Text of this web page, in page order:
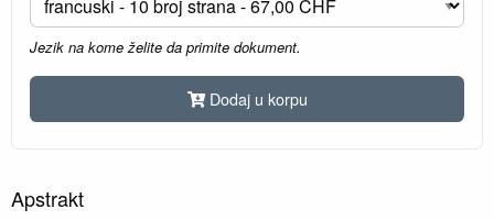
Jezik na kome želite da primite dokument.
Dodaj u korpu
Apstrakt